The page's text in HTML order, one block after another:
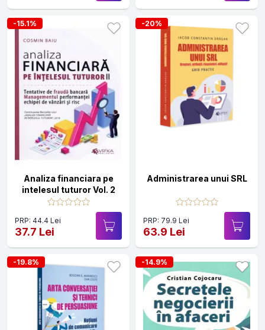
-15.1%
Analiza financiara pe
intelesul tuturor Vol. 2
PRP: 44.4 Lei
37.7 Lei
-20%
Administrarea unui SRL
PRP: 79.9 Lei
63.9 Lei
-19.8% -14.9%